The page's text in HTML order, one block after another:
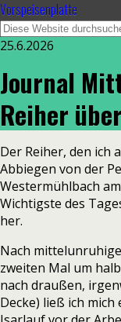
Vorspeisenplatte
25.6.2026
Journal
Reiher
Der Reiher, den ich
Abbiegen von der
Westermühlbach
Wichtigste des
her.
Nach
zweiten Mal um
nach draußen,
Decke) ließ ich